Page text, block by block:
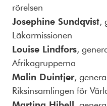
rörelsen
Josephine Sundqvist,
Läkarmissionen
Louise Lindfors,
Afrikagrupperna
Malin Duintjer,
Riksinsamlingen för